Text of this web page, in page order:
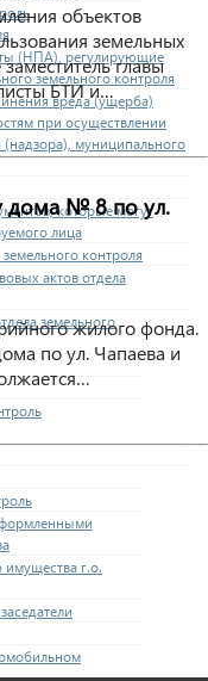
(НПА), регулирующие
земельного контроля
вреда (ущерба)
при осуществлении
(надзора), муниципального
которые могут
лица
контроля
актов отдела
земельного
г.о.
объектов
земельных
главы
БТИ и…
дома № 8 по ул.
жилого фонда.
по ул. Чапаева и